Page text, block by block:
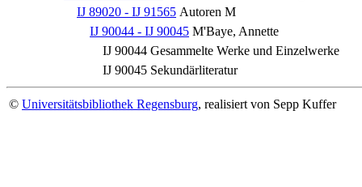
IJ 89020 - IJ 91565 Autoren M
IJ 90044 - IJ 90045 M'Baye, Annette
IJ 90044 Gesammelte Werke und Einzelwerke
IJ 90045 Sekundärliteratur
© Universitätsbibliothek Regensburg, realisiert von Sepp Kuffer